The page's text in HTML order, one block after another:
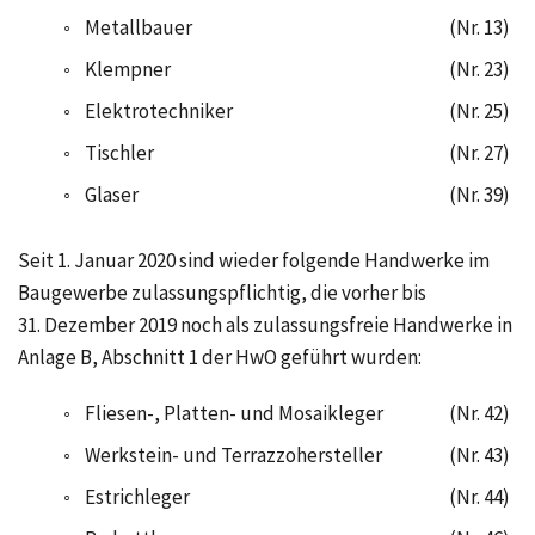
◦
Metallbauer
(Nr. 13)
◦
Klempner
(Nr. 23)
◦
Elektrotechniker
(Nr. 25)
◦
Tischler
(Nr. 27)
◦ Glaser (Nr. 39)
Seit1. Januar 2020sind wieder folgende Handwerke im
Baugewerbe zulassungspflichtig, die vorher bis
31. Dezember 2019noch als zulassungsfreie Handwerke in
Anlage B,Abschnitt 1 der HwOgeführt wurden:
◦ Fliesen-, Platten- und Mosaikleger
(Nr. 42)
◦ Werkstein- und Terrazzohersteller
(Nr. 43)
◦
Estrichleger
(Nr. 44)